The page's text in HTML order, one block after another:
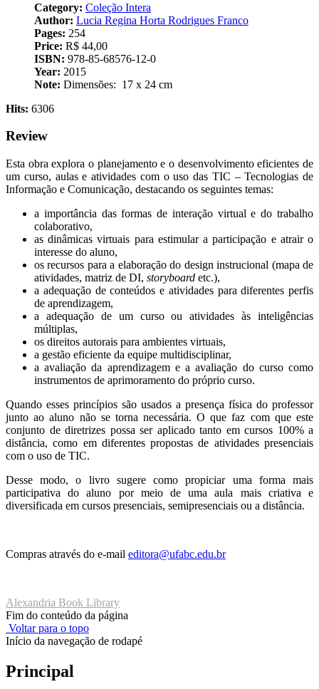
Category: Coleção Intera
Author: Lucia Regina Horta Rodrigues Franco
Pages: 254
Price: R$ 44,00
ISBN: 978-85-68576-12-0
Year: 2015
Note: Dimensões: ‎ 17 x 24 cm
Hits: 6306
Review
Esta obra explora o planejamento e o desenvolvimento eficientes de
um curso, aulas e atividades com o uso das TIC – Tecnologias de
Informação e Comunicação, destacando os seguintes temas:
a importância das formas de interação virtual e do trabalho
colaborativo,
as dinâmicas virtuais para estimular a participação e atrair o
interesse do aluno,
os recursos para a elaboração do design instrucional (mapa de
atividades, matriz de DI, storyboard etc.),
a adequação de conteúdos e atividades para diferentes perfis
de aprendizagem,
a adequação de um curso ou atividades às inteligências
múltiplas,
os direitos autorais para ambientes virtuais,
a gestão eficiente da equipe multidisciplinar,
a avaliação da aprendizagem e a avaliação do curso como
instrumentos de aprimoramento do próprio curso.
Quando esses princípios são usados a presença física do professor
junto ao aluno não se torna necessária. O que faz com que este
conjunto de diretrizes possa ser aplicado tanto em cursos 100% a
distância, como em diferentes propostas de atividades presenciais
com o uso de TIC.
Desse modo, o livro sugere como propiciar uma forma mais
participativa do aluno por meio de uma aula mais criativa e
diversificada em cursos presenciais, semipresenciais ou a distância.
Compras através do e-mail editora@ufabc.edu.br
Alexandria Book Library
Fim do conteúdo da página
Voltar para o topo
Início da navegação de rodapé
Principal